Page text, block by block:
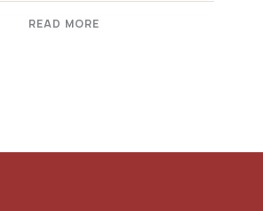
READ MORE